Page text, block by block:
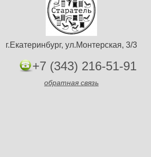
г.Екатеринбург, ул.Монтерская, 3/3
+7 (343) 216-51-91
обратная связь